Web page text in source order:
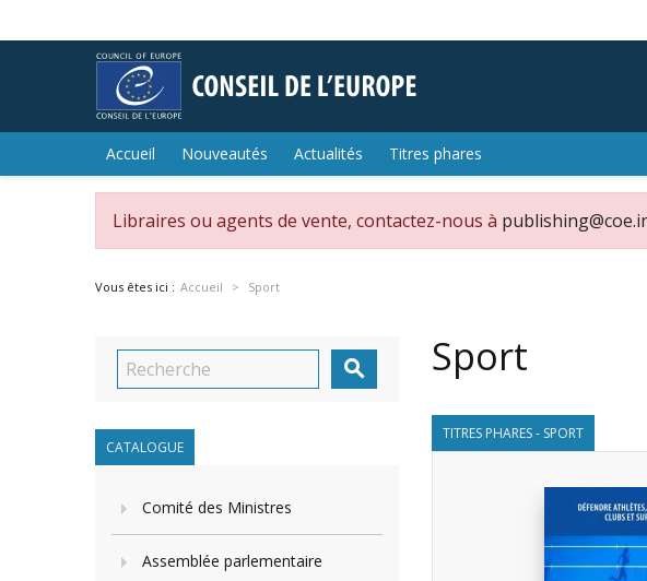
Accueil Nouveautés Actualités Titres phares
Libraires ou agents de vente, contactez-nous à
Vous êtes ici : Accueil Sport

CATALOGUE
Comité des Ministres
Assemblée parlementaire
Sport
TITRES PHARES - SPORT